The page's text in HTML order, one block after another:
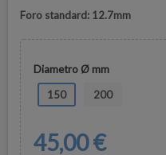
Foro standard: 12.7mm
Diametro Ø mm
150
200
45,00 €